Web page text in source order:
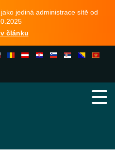
jediná administrace sítě od
článku